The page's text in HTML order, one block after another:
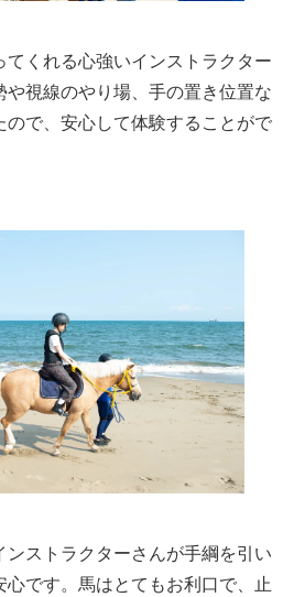
くれる心強いインストラクター
視線のやり場、手の置き位置な
ので、安心して体験することがで
ストラクターさんが手綱を引い
です。馬はとてもお利口で、止